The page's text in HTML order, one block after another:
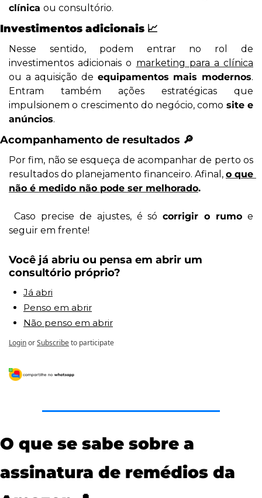
clínica ou consultório.
Investimentos adicionais 📈
Nesse sentido, podem entrar no rol de
investimentos adicionais o marketing para a clínica
ou a aquisição de equipamentos mais modernos.
Entram também ações estratégicas que
impulsionem o crescimento do negócio, como site e
anúncios.
Acompanhamento de resultados 🔎
Por fim, não se esqueça de acompanhar de perto os
resultados do planejamento financeiro. Afinal, o que
não é medido não pode ser melhorado.
Caso precise de ajustes, é só corrigir o rumo e
seguir em frente!
Você já abriu ou pensa em abrir um
consultório próprio?
Já abri
Penso em abrir
Não penso em abrir
LoginorSubscribeto participate
O que se sabe sobre a
assinatura de remédios da